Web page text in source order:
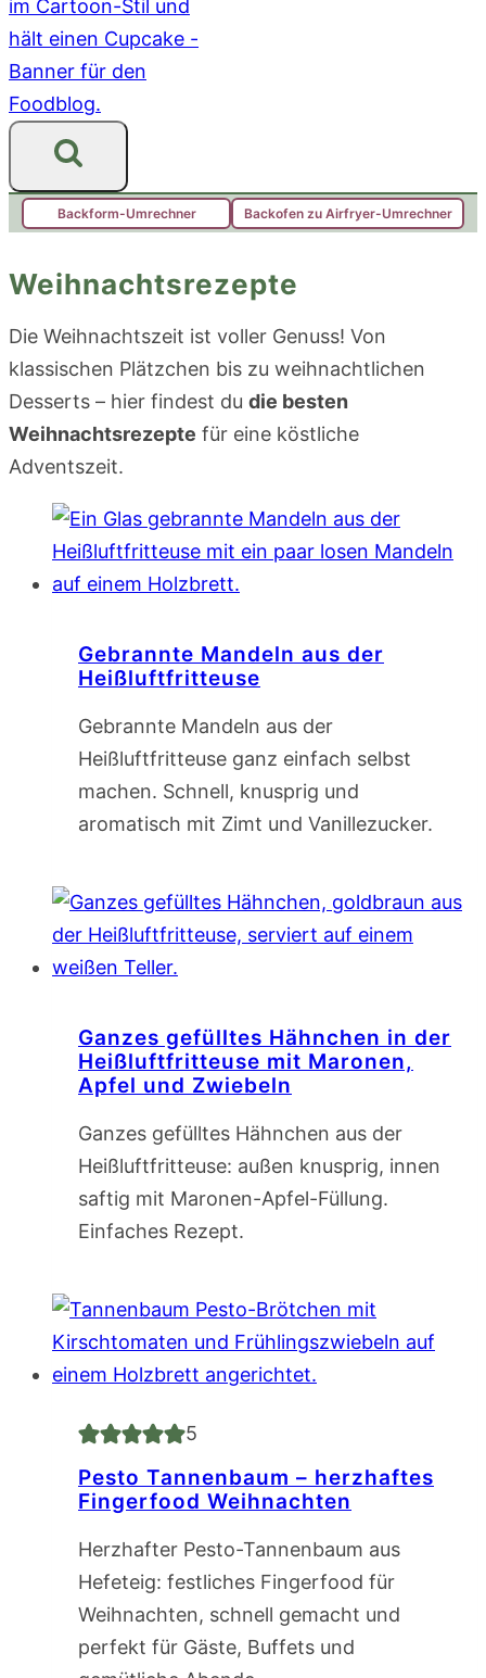
Backform-Umrechner Backofen zu Airfryer-Umrechner
Weihnachtsrezepte
Die Weihnachtszeit ist voller Genuss! Von
klassischen Plätzchen bis zu weihnachtlichen
Desserts – hier findest du die besten
Weihnachtsrezepte für eine köstliche
Adventszeit.
Gebrannte Mandeln aus der
Heißluftfritteuse
Gebrannte Mandeln aus der
Heißluftfritteuse ganz einfach selbst
machen. Schnell, knusprig und
aromatisch mit Zimt und Vanillezucker.
Ganzes gefülltes Hähnchen in der
Heißluftfritteuse mit Maronen,
Apfel und Zwiebeln
Ganzes gefülltes Hähnchen aus der
Heißluftfritteuse: außen knusprig, innen
saftig mit Maronen-Apfel-Füllung.
Einfaches Rezept.
5
Pesto Tannenbaum – herzhaftes
Fingerfood Weihnachten
Herzhafter Pesto-Tannenbaum aus
Hefeteig: festliches Fingerfood für
Weihnachten, schnell gemacht und
perfekt für Gäste, Buffets und